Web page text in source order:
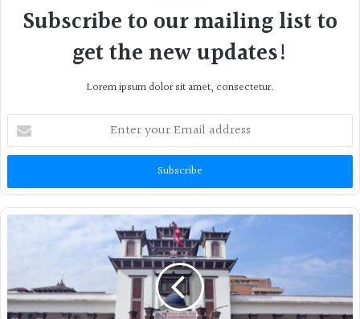
Subscribe to our mailing list to
get the new updates!
Lorem ipsum dolor sit amet, consectetur.
Enter
your
Email